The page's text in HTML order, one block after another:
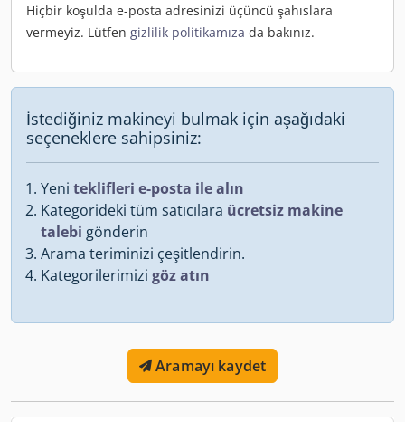
Hiçbir koşulda e-posta adresinizi üçüncü şahıslara
vermeyiz. Lütfen gizlilik politikamıza da bakınız.
İstediğiniz makineyi bulmak için aşağıdaki
seçeneklere sahipsiniz:
Yeni teklifleri e-posta ile alın
Kategorideki tüm satıcılara ücretsiz makine
talebi gönderin
Arama teriminizi çeşitlendirin.
Kategorilerimizi göz atın
Aramayı kaydet